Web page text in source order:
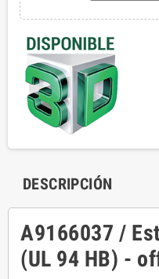
DESCRIPCIÓN
A9166037 /
(UL 94 HB) -